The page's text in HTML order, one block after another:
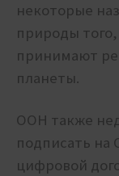
некоторые
природы
принимают
планеты.
ООН также
подписать на
цифровой